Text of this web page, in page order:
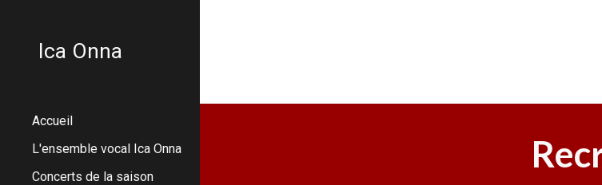
Ica Onna
Accueil
L'ensemble vocal Ica Onna
Concerts de la saison